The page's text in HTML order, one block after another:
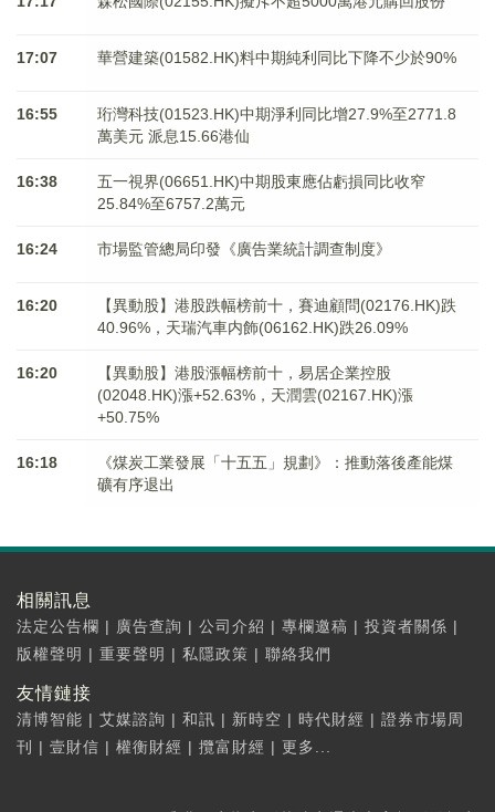
17:07 華營建築(01582.HK)料中期純利同比下降不少於90%
16:55
珩灣科技(01523.HK)中期淨利同比增27.9%至2771.8
萬美元 派息15.66港仙
16:38
五一視界(06651.HK)中期股東應佔虧損同比收窄
25.84%至6757.2萬元
16:24 市場監管總局印發《廣告業統計調查制度》
16:20
【異動股】港股跌幅榜前十，賽迪顧問(02176.HK)跌
40.96%，天瑞汽車内飾(06162.HK)跌26.09%
16:20
【異動股】港股漲幅榜前十，易居企業控股
(02048.HK)漲+52.63%，天潤雲(02167.HK)漲
+50.75%
16:18
《煤炭工業發展「十五五」規劃》：推動落後產能煤
礦有序退出
相關訊息
法定公告欄 | 廣告查詢 | 公司介紹 | 專欄邀稿 | 投資者關係 |
版權聲明 | 重要聲明 | 私隱政策 | 聯絡我們
友情鏈接
清博智能 | 艾媒諮詢 | 和訊 | 新時空 | 時代財經 | 證券市場周
刊
| 壹財信 | 權衡財經 | 攬富財經 | 更多...